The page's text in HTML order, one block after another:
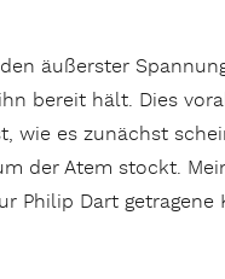
äußerster
bereit hält. Dies
wie es zunächst
der Atem stockt.
Philip Dart